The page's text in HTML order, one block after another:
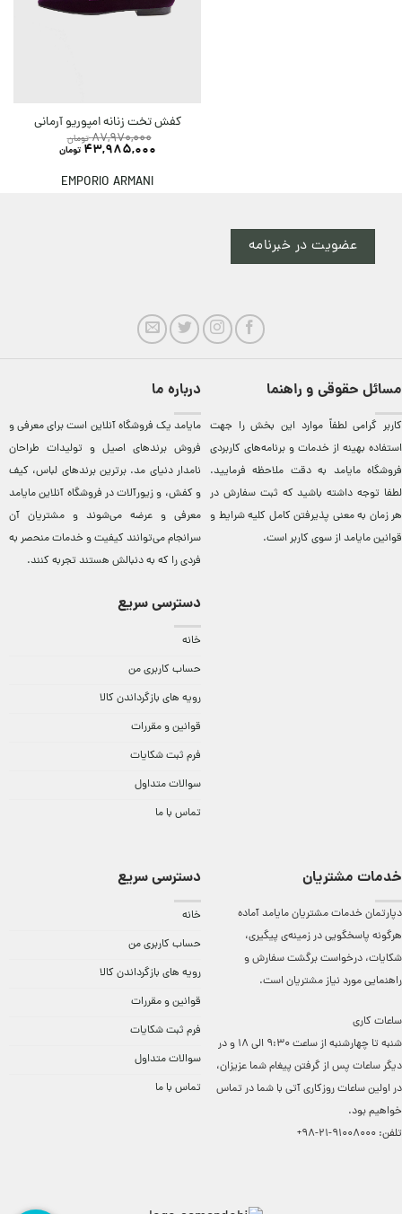
کفش تخت زنانه امپوریو آرمانی
87,970,000 تومان
43,985,000 تومان
EMPORIO ARMANI
عضویت در خبرنامه
مسائل حقوقی و راهنما
کاربر گرامی لطفاً موارد این بخش را جهت
استفاده بهینه از خدمات و برنامه‌‏های کاربردی
فروشگاه مایامد به دقت ملاحظه فرمایید.
لطفا توجه داشته باشید که ثبت سفارش در
هر زمان به معنی پذیرفتن کامل کلیهشرایط و
قوانین مایامداز سوی کاربر است.
درباره ما
مایامد يک فروشگاه آنلاين است برای معرفی و
فروش برندهای اصيل و توليدات طراحان
نامدار دنيای مد. برترين‌ برندهای لباس، کيف
و کفش، و زيورآلات در فروشگاه آنلاين مایامد
معرفی و عرضه می‌شوند و مشتريان آن
سرانجام می‌توانند کيفيت و خدمات منحصر به
فردی را که به دنبالش هستند تجربه کنند.
دسترسی سریع
خانه
حساب کاربری من
رویه های بازگرداندن کالا
قوانین و مقررات
فرم ثبت شکایات
سوالات متداول
تماس با ما
خدمات مشتریان
دپارتمان خدمات مشتریان مایامد آماده
هرگونه پاسخگویی در زمینه‌ی پیگیری،
شکایات، درخواست برگشت سفارش و
راهنمایی مورد نیاز مشتریان است.
ساعات کاری
شنبه تا چهارشنبه از ساعت 9:30 الی 18 و در
دیگر ساعات ‌پس از گرفتن پیغام شما عزیزان،
در اولین ساعات روزکاری آتی با شما در تماس
خواهیم بود.
تلفن: 91008000-21-98+
دسترسی سریع
خانه
حساب کاربری من
رویه های بازگرداندن کالا
قوانین و مقررات
فرم ثبت شکایات
سوالات متداول
تماس با ما